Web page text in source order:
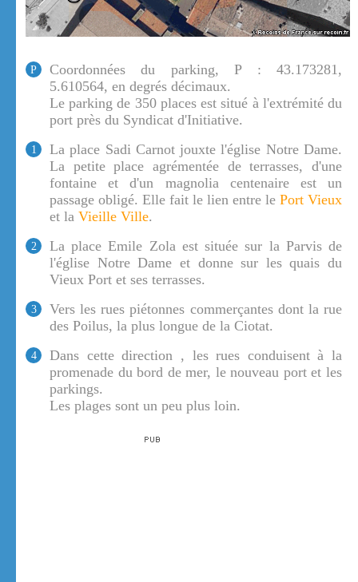
P
Coordonnées du parking, P : 43.173281,
5.610564, en degrés décimaux.
Le parking de 350 places est situé à l'extrémité du
port près du Syndicat d'Initiative.
1
La place Sadi Carnot jouxte l'église Notre Dame.
La petite place agrémentée de terrasses, d'une
fontaine et d'un magnolia centenaire est un
passage obligé. Elle fait le lien entre le Port Vieux
et la Vieille Ville.
2
La place Emile Zola est située sur la Parvis de
l'église Notre Dame et donne sur les quais du
Vieux Port et ses terrasses.
3
Vers les rues piétonnes commerçantes dont la rue
des Poilus, la plus longue de la Ciotat.
4
Dans cette direction , les rues conduisent à la
promenade du bord de mer, le nouveau port et les
parkings.
Les plages sont un peu plus loin.